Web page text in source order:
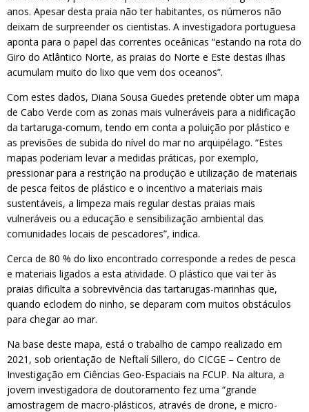
anos. Apesar desta praia não ter habitantes, os números não
deixam de surpreender os cientistas. A investigadora portuguesa
aponta para o papel das correntes oceânicas “estando na rota do
Giro do Atlântico Norte, as praias do Norte e Este destas ilhas
acumulam muito do lixo que vem dos oceanos”.
Com estes dados, Diana Sousa Guedes pretende obter um mapa
de Cabo Verde com as zonas mais vulneráveis para a nidificação
da tartaruga-comum, tendo em conta a poluição por plástico e
as previsões de subida do nível do mar no arquipélago. “Estes
mapas poderiam levar a medidas práticas, por exemplo,
pressionar para a restrição na produção e utilização de materiais
de pesca feitos de plástico e o incentivo a materiais mais
sustentáveis, a limpeza mais regular destas praias mais
vulneráveis ou a educação e sensibilização ambiental das
comunidades locais de pescadores”, indica.
Cerca de 80 % do lixo encontrado corresponde a redes de pesca
e materiais ligados a esta atividade. O plástico que vai ter às
praias dificulta a sobrevivência das tartarugas-marinhas que,
quando eclodem do ninho, se deparam com muitos obstáculos
para chegar ao mar.
Na base deste mapa, está o trabalho de campo realizado em
2021, sob orientação de Neftalí Sillero, do CICGE – Centro de
Investigação em Ciências Geo-Espaciais na FCUP. Na altura, a
jovem investigadora de doutoramento fez uma “grande
amostragem de macro-plásticos, através de drone, e micro-